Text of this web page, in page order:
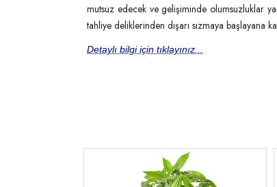
mutsuz edecek ve gelişiminde olumsuzluklar
tahliye deliklerinden dışarı sızmaya başlayana
Detaylı bilgi için tıklayınız...